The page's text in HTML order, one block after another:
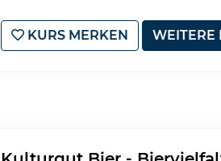
KURS MERKEN WEITERE